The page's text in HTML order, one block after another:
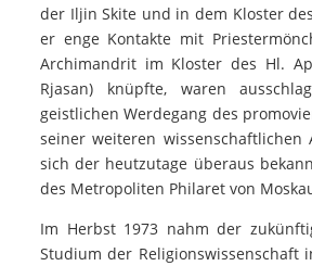
der Iljin Skite und in dem Kloster
er enge Kontakte mit
Archimandrit im Kloster des Hl.
Rjasan) knüpfte, waren
geistlichen Werdegang des
seiner weiteren
sich der heutzutage überaus
des Metropoliten Philaret von
Im Herbst 1973 nahm der
Studium der Religionswissenschaft